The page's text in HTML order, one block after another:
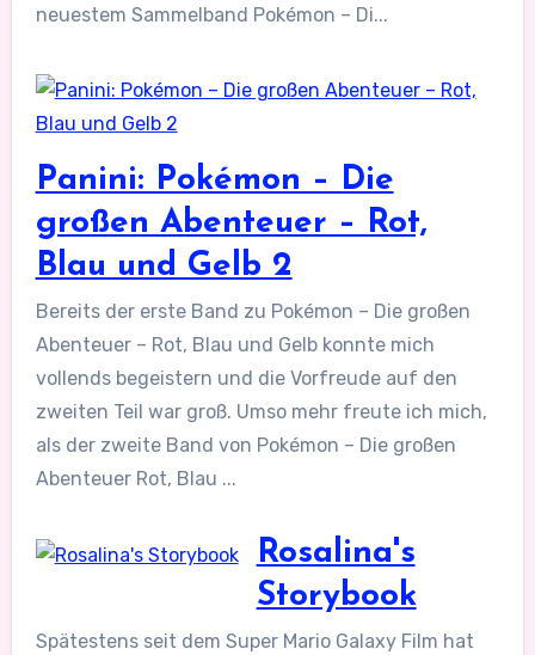
neuestem Sammelband Pokémon – Di...
Panini: Pokémon – Die
großen Abenteuer – Rot,
Blau und Gelb 2
Bereits der erste Band zu Pokémon – Die großen
Abenteuer – Rot, Blau und Gelb konnte mich
vollends begeistern und die Vorfreude auf den
zweiten Teil war groß. Umso mehr freute ich mich,
als der zweite Band von Pokémon – Die großen
Abenteuer Rot, Blau ...
Rosalina's
Storybook
Spätestens seit dem Super Mario Galaxy Film hat